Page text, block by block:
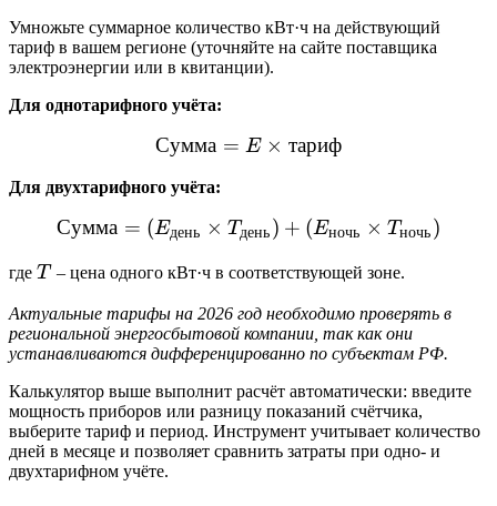
Умножьте суммарное количество кВт·ч на действующий
тариф в вашем регионе (уточняйте на сайте поставщика
электроэнергии или в квитанции).
Для однотарифного учёта:
\text{Сумма} = E \times
Сумма = E × тариф
Для двухтарифного учёта:
\text{Сумма} =
Сумма = (Eдень × Tдень) + (Eночь × Tночь)
где T
T – цена одного кВт·ч в соответствующей зоне.
Актуальные тарифы на 2026 год необходимо проверять в
региональной энергосбытовой компании, так как они
устанавливаются дифференцированно по субъектам РФ.
Калькулятор выше выполнит расчёт автоматически: введите
мощность приборов или разницу показаний счётчика,
выберите тариф и период. Инструмент учитывает количество
дней в месяце и позволяет сравнить затраты при одно- и
двухтарифном учёте.